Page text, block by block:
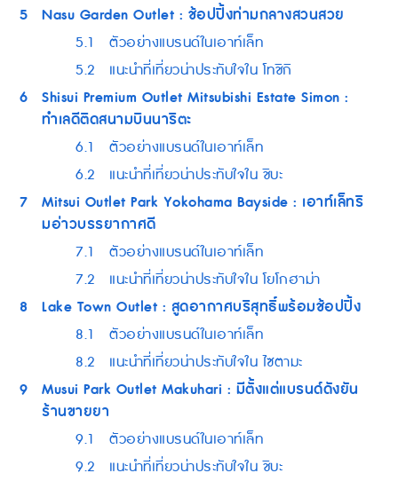
5 Nasu Garden Outlet : ช้อปปิ้งท่ามกลางสวนสวย
5.1
ตัวอย่างแบรนด์ในเอาท์เล็ท
5.2
แนะนำที่เที่ยวน่าประทับใจใน โทชิกิ
6 Shisui Premium Outlet Mitsubishi Estate Simon :
ทำเลดีติดสนามบินนาริตะ
6.1
ตัวอย่างแบรนด์ในเอาท์เล็ท
6.2
แนะนำที่เที่ยวน่าประทับใจใน ชิบะ
7 Mitsui Outlet Park Yokohama Bayside : เอาท์เล็ทริ
มอ่าวบรรยากาศดี
7.1
ตัวอย่างแบรนด์ในเอาท์เล็ท
7.2
แนะนำที่เที่ยวน่าประทับใจใน โยโกฮาม่า
8 Lake Town Outlet : สูดอากาศบริสุทธิ์พร้อมช้อปปิ้ง
8.1
ตัวอย่างแบรนด์ในเอาท์เล็ท
8.2
แนะนำที่เที่ยวน่าประทับใจใน ไซตามะ
9 Musui Park Outlet Makuhari : มีตั้งแต่แบรนด์ดังยัน
ร้านขายยา
9.1
ตัวอย่างแบรนด์ในเอาท์เล็ท
9.2
แนะนำที่เที่ยวน่าประทับใจใน ชิบะ